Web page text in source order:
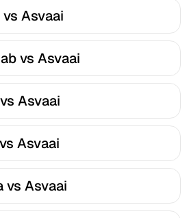
Asvaai
vs Asvaai
Asvaai
Asvaai
vs Asvaai